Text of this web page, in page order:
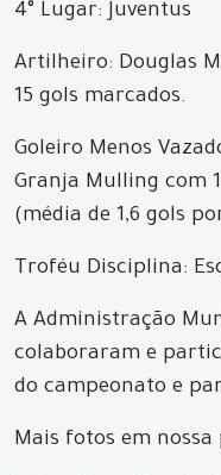
4° Lugar: Juventus
Artilheiro: Douglas
15 gols marcados.
Goleiro Menos
Granja Mulling com
(média de 1,6 gols
Troféu Disciplina:
A Administração
colaboraram e
do campeonato e
Mais fotos em nossa